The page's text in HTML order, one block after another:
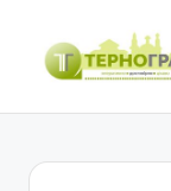
Перейти